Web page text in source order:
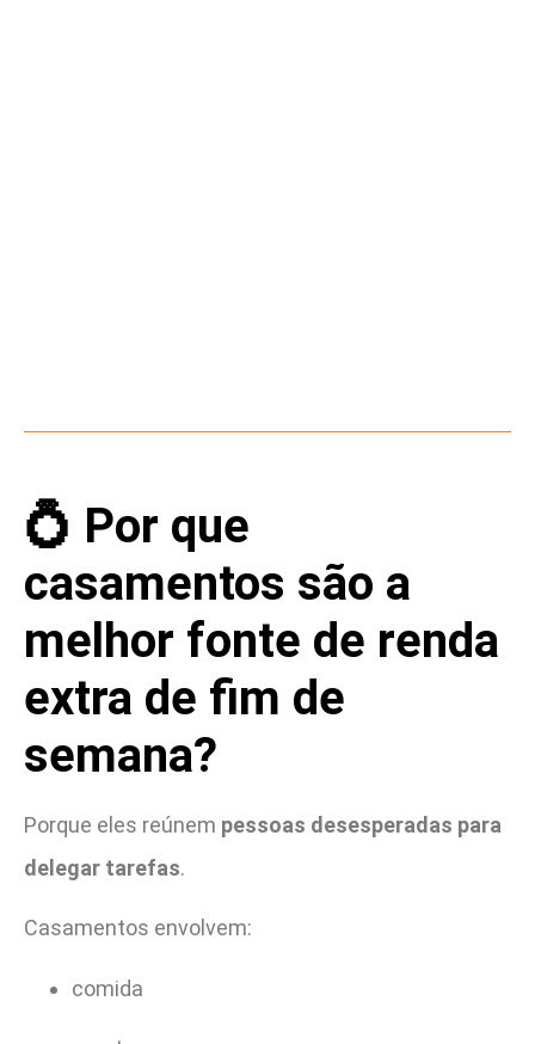
💍 Por que
casamentos são a
melhor fonte de renda
extra de fim de
semana?
Porque eles reúnem pessoas desesperadas para
delegar tarefas.
Casamentos envolvem:
comida